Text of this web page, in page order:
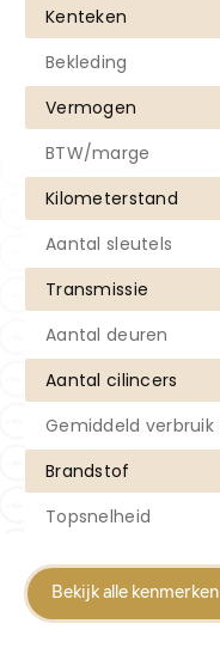
Kenteken
Bekleding
Vermogen
BTW/marge
Kilometerstand
Aantal sleutels
Transmissie
Aantal deuren
Aantal cilincers
Gemiddeld verbruik
Brandstof
Topsnelheid
Bekijk alle kenmerken